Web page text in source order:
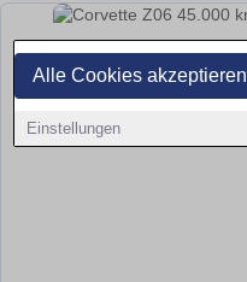
Alle Cookies akzeptieren
Einstellungen